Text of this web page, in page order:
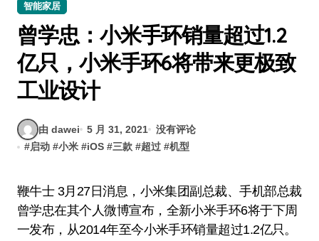
智能家居
曾学忠：小米手环销量超过1.2
亿只，小米手环6将带来更极致
工业设计
由 dawei 5 月 31, 2021
没有评论
#启动 #小米 #iOS #三款 #超过 #机型
鞭牛士 3月27日消息，小米集团副总裁、手机部总裁
曾学忠在其个人微博宣布，全新小米手环6将于下周
一发布，从2014年至今小米手环销量超过1.2亿只。